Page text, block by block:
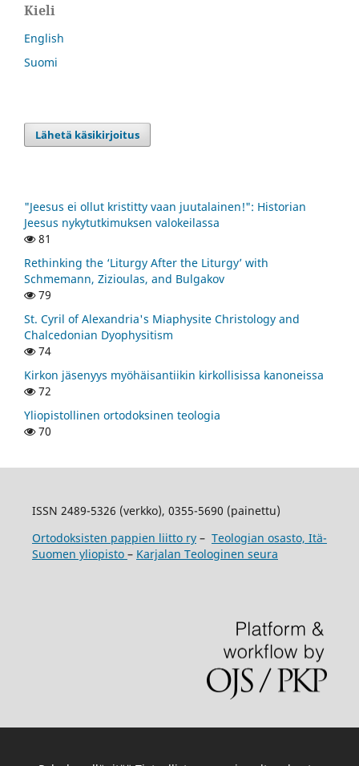
Kieli
English
Suomi
Lähetä käsikirjoitus
"Jeesus ei ollut kristitty vaan juutalainen!": Historian
Jeesus nykytutkimuksen valokeilassa
81
Rethinking the ‘Liturgy After the Liturgy’ with
Schmemann, Zizioulas, and Bulgakov
79
St. Cyril of Alexandria's Miaphysite Christology and
Chalcedonian Dyophysitism
74
Kirkon jäsenyys myöhäisantiikin kirkollisissa kanoneissa
72
Yliopistollinen ortodoksinen teologia
70
ISSN 2489-5326 (verkko), 0355-5690 (painettu)
Ortodoksisten pappien liitto ry– Teologian osasto, Itä-
Suomen yliopisto – Karjalan Teologinen seura